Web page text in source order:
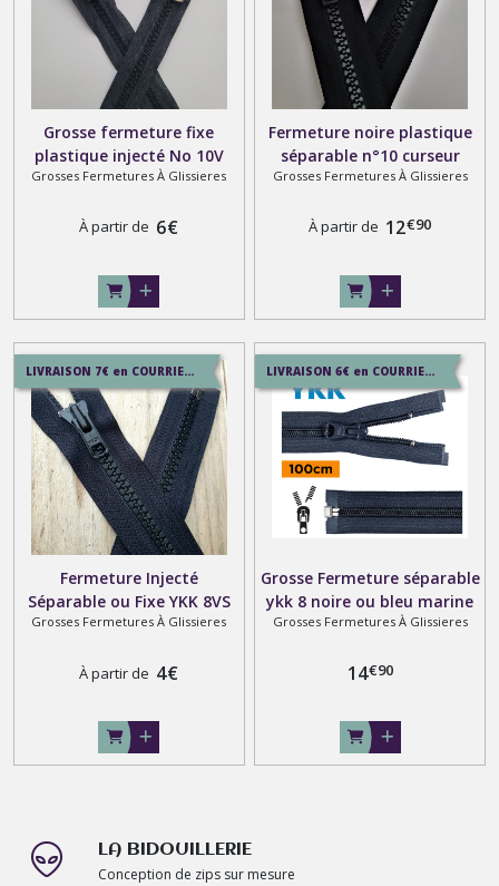
Grosse fermeture fixe
plastique injecté No 10V
YKK noire ou blanche avec 1
Grosses Fermetures À Glissieres
À partir de 6€
Fermeture noire plastique
séparable n°10 curseur
plastique YKK sur mesure
Grosses Fermetures À Glissieres
À partir de 12€90
LIVRAISON 7€ en COURRIER SUIVI , 8.5€ en SERVICE+ , 12.9€ en COLISSIMO
Fermeture Injecté
Séparable ou Fixe YKK 8VS
Sur Mesure Noir , Blanc ,
Rouge , Kaki et Beige
Grosses Fermetures À Glissieres
À partir de 4€
LIVRAISON 6€ en COURRIER SUIVI , 8.5€ en SERVICE+ , 12.9€ en COLISSIMO
Grosse Fermeture séparable
ykk 8 noire ou bleu marine
speciale moto sur mesure
Grosses Fermetures À Glissieres
14€90
LA BIDOUILLERIE
Conception de zips sur mesure